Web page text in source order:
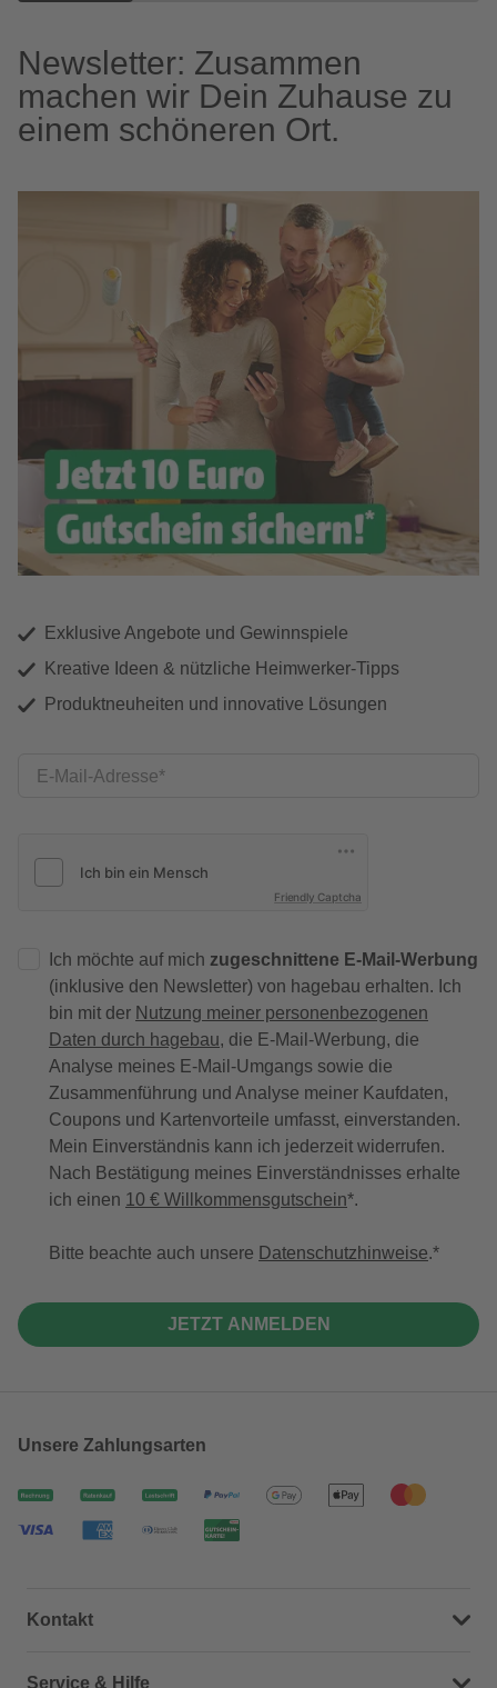
Newsletter: Zusammen
machen wir Dein Zuhause zu
einem schöneren Ort.
Exklusive Angebote und Gewinnspiele
Kreative Ideen & nützliche Heimwerker-Tipps
Produktneuheiten und innovative Lösungen
E-Mail-Adresse
Friendly Captcha
Ich möchte auf mich zugeschnittene E-Mail-Werbung
(inklusive den Newsletter) von hagebau erhalten. Ich
bin mit der Nutzung meiner personenbezogenen
Daten durch hagebau, die E-Mail-Werbung, die
Analyse meines E-Mail-Umgangs sowie die
Zusammenführung und Analyse meiner Kaufdaten,
Coupons und Kartenvorteile umfasst, einverstanden.
Mein Einverständnis kann ich jederzeit widerrufen.
Nach Bestätigung meines Einverständnisses erhalte
ich einen 10 € Willkommensgutschein*.
Bitte beachte auch unsere Datenschutzhinweise.
JETZT ANMELDEN
Unsere Zahlungsarten
Kontakt
Dein Kontakt zu uns
Service & Hilfe